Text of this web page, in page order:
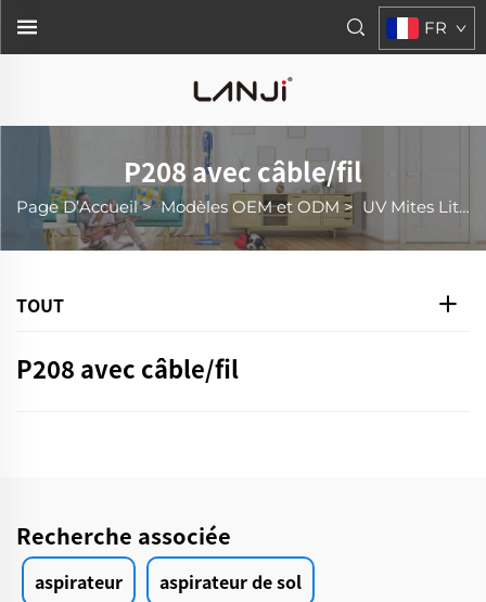
FR
P208 avec câble/fil
Page D’Accueil>Modèles OEM et ODM > UV Mites Lit Nettoyeur
TOUT
P208 avec câble/fil
Recherche associée
aspirateur aspirateur de sol